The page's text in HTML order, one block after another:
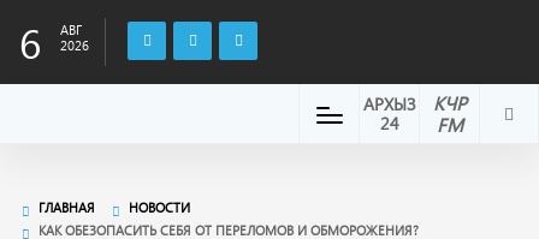
6
АВГ
2026
КЧР
FM
АРХЫЗ
24
ГЛАВНАЯ
НОВОСТИ
КАК ОБЕЗОПАСИТЬ СЕБЯ ОТ ПЕРЕЛОМОВ И ОБМОРОЖЕНИЯ?